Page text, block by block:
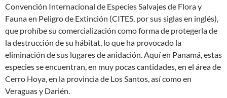
Convención Internacional de Especies Salvajes de Flora y
Fauna en Peligro de Extinción (CITES, por sus siglas en inglés),
que prohíbe su comercialización como forma de protegerla de
la destrucción de su hábitat, lo que ha provocado la
eliminación de sus lugares de anidación. Aquí en Panamá, estas
especies se encuentran, en muy pocas cantidades, en el área de
Cerro Hoya, en la provincia de Los Santos, así como en
Veraguas y Darién.